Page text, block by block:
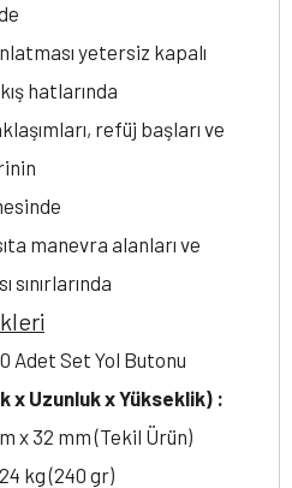
yetersiz kapalı
hatlarında
refüj başları ve
manevra alanları ve
sınırlarında
Adet Set Yol Butonu
x Uzunluk x Yükseklik) :
x 32 mm (Tekil Ürün)
kg (240 gr)